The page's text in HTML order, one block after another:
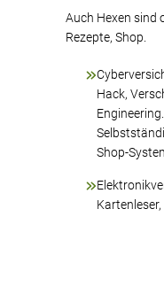
Auch Hexen sind
Rezepte, Shop.
Hack,
Shop-